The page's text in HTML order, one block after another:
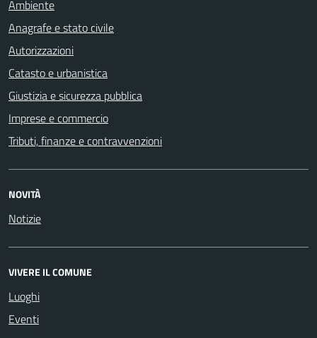
Ambiente
Anagrafe e stato civile
Autorizzazioni
Catasto e urbanistica
Giustizia e sicurezza pubblica
Imprese e commercio
Tributi, finanze e contravvenzioni
NOVITÀ
Notizie
VIVERE IL COMUNE
Luoghi
Eventi